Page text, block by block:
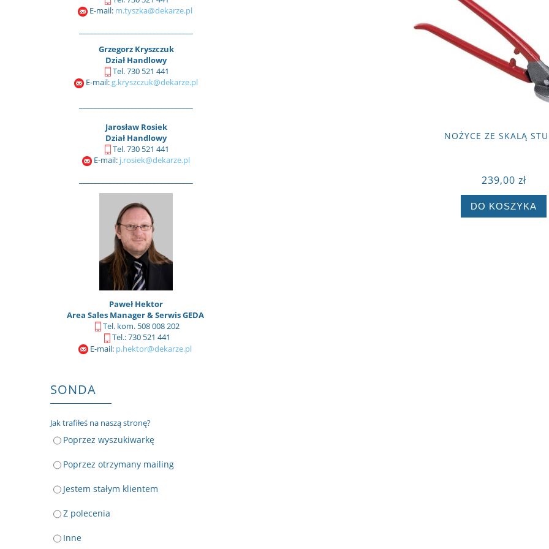
E-mail: m.tyszka@dekarze.pl
Grzegorz Kryszczuk
Dział Handlowy
Tel. 730 521 441
E-mail: g.kryszczuk@dekarze.pl
Jarosław Rosiek
Dział Handlowy
Tel. 730 521 441
E-mail: j.rosiek@dekarze.pl
Paweł Hektor
Area Sales Manager & Serwis GEDA
Tel. kom. 508 008 202
Tel.: 730 521 441
E-mail: p.hektor@dekarze.pl
SONDA
Jak trafiłeś na naszą stronę?
Poprzez wyszukiwarkę
Poprzez otrzymany mailing
Jestem stałym klientem
Z polecenia
Inne
NOŻYCE ZE SKALĄ
239,00 zł
DO KOSZYKA